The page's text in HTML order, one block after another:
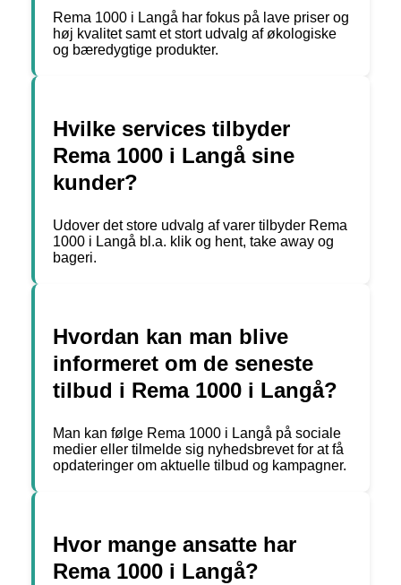
Rema 1000 i Langå har fokus på lave priser og
høj kvalitet samt et stort udvalg af økologiske
og bæredygtige produkter.
Hvilke services tilbyder
Rema 1000 i Langå sine
kunder?
Udover det store udvalg af varer tilbyder Rema
1000 i Langå bl.a. klik og hent, take away og
bageri.
Hvordan kan man blive
informeret om de seneste
tilbud i Rema 1000 i Langå?
Man kan følge Rema 1000 i Langå på sociale
medier eller tilmelde sig nyhedsbrevet for at få
opdateringer om aktuelle tilbud og kampagner.
Hvor mange ansatte har
Rema 1000 i Langå?